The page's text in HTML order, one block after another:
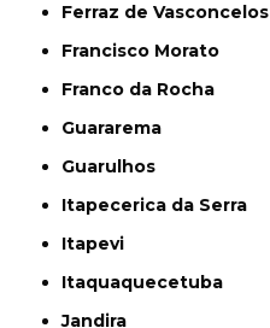
Ferraz de Vasconcelos
Francisco Morato
Franco da Rocha
Guararema
Guarulhos
Itapecerica da Serra
Itapevi
Itaquaquecetuba
Jandira